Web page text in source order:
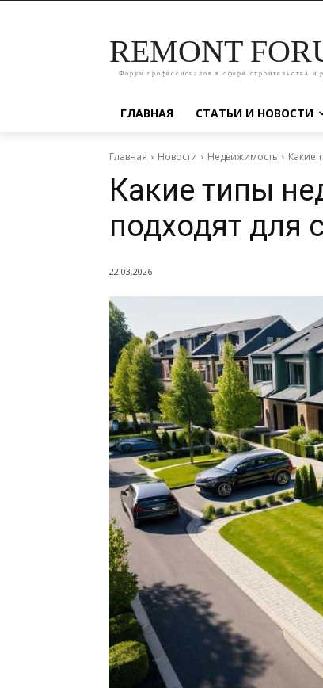
REMONT
Форум профессионалов в сфере строительства и
ГЛАВНАЯ СТАТЬИ И НОВОСТИ
Главная Новости Недвижимость Какие
Какие типы
подходят для
22.03.2026